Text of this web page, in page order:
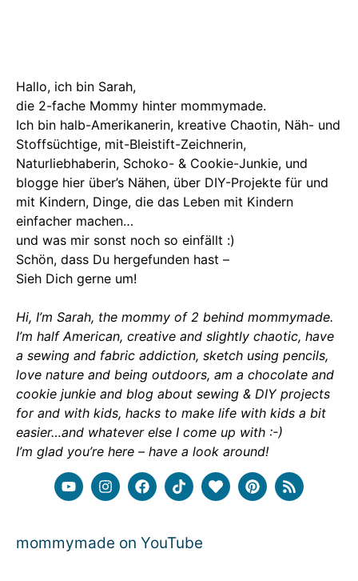
Hallo, ich bin Sarah,
die 2-fache Mommy hinter mommymade.
Ich bin halb-Amerikanerin, kreative Chaotin, Näh- und
Stoffsüchtige, mit-Bleistift-Zeichnerin,
Naturliebhaberin, Schoko- & Cookie-Junkie, und
blogge hier über’s Nähen, über DIY-Projekte für und
mit Kindern, Dinge, die das Leben mit Kindern
einfacher machen…
und was mir sonst noch so einfällt :)
Schön, dass Du hergefunden hast –
Sieh Dich gerne um!
Hi, I’m Sarah, the mommy of 2 behind mommymade.
I’m half American, creative and slightly chaotic, have
a sewing and fabric addiction, sketch using pencils,
love nature and being outdoors, am a chocolate and
cookie junkie and blog about sewing & DIY projects
for and with kids, hacks to make life with kids a bit
easier…and whatever else I come up with :-)
I’m glad you’re here – have a look around!
mommymade on YouTube